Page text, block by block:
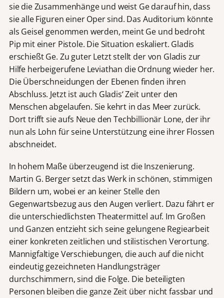
sie die Zusammenhänge und weist Ge darauf hin, dass
sie alle Figuren einer Oper sind. Das Auditorium könnte
als Geisel genommen werden, meint Ge und bedroht
Pip mit einer Pistole. Die Situation eskaliert. Gladis
erschießt Ge. Zu guter Letzt stellt der von Gladis zur
Hilfe herbeigerufene Leviathan die Ordnung wieder her.
Die Überschneidungen der Ebenen finden ihren
Abschluss. Jetzt ist auch Gladis‘ Zeit unter den
Menschen abgelaufen. Sie kehrt in das Meer zurück.
Dort trifft sie aufs Neue den Techbillionär Lone, der ihr
nun als Lohn für seine Unterstützung eine ihrer Flossen
abschneidet.
In hohem Maße überzeugend ist die Inszenierung.
Martin G. Berger setzt das Werk in schönen, stimmigen
Bildern um, wobei er an keiner Stelle den
Gegenwartsbezug aus den Augen verliert. Dazu fährt er
die unterschiedlichsten Theatermittel auf. Im Großen
und Ganzen entzieht sich seine gelungene Regiearbeit
einer konkreten zeitlichen und stilistischen Verortung.
Mannigfaltige Verschiebungen, die auch auf die nicht
eindeutig gezeichneten Handlungsträger
durchschimmern, sind die Folge. Die beteiligten
Personen bleiben die ganze Zeit über nicht fassbar und